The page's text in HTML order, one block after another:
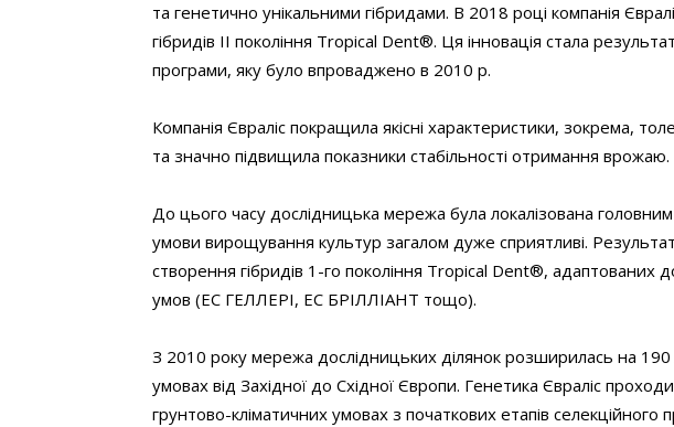
та генетично унікальними гібридами. В 2018 році компанія
гібридів ІІ покоління Tropical Dent®. Ця інновація стала
програми, яку було впроваджено в 2010 р.
Компанія Євраліс покращила якісні характеристики, зокрема,
та значно підвищила показники стабільності отримання врожаю.
До цього часу дослідницька мережа була локалізована
умови вирощування культур загалом дуже сприятливі.
створення гібридів 1-го покоління Tropical Dent®, адаптованих
умов (ЕС ГЕЛЛЕРІ, ЕС БРІЛЛІАНТ тощо).
З 2010 року мережа дослідницьких ділянок розширилась на 190
умовах від Західної до Східної Європи. Генетика Євраліс
грунтово-кліматичних умовах з початкових етапів селекційного